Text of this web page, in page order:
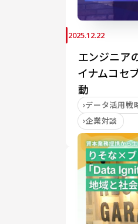
2025.12.22
エンジニア
イナムコセ
動
データ活用戦
企業対談